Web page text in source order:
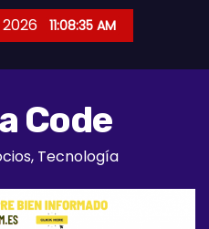
11:08:36 AM
Code
Tecnología